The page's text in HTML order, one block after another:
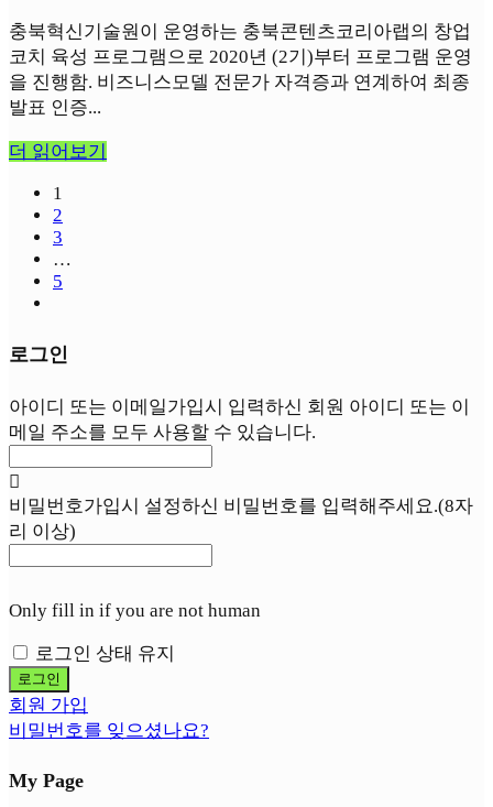
충북혁신기술원이 운영하는 충북콘텐츠코리아랩의 창업
코치 육성 프로그램으로 2020년 (2기)부터 프로그램 운영
을 진행함. 비즈니스모델 전문가 자격증과 연계하여 최종
발표 인증...
더 읽어보기
1
2
3
…
5
로그인
아이디 또는 이메일가입시 입력하신 회원 아이디 또는 이
메일 주소를 모두 사용할 수 있습니다.
비밀번호가입시 설정하신 비밀번호를 입력해주세요.(8자
리 이상)
Only fill in if you are not human
로그인 상태 유지
회원 가입
비밀번호를 잊으셨나요?
My Page